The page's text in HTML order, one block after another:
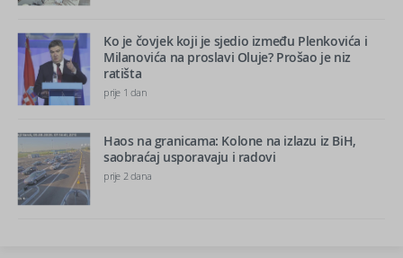
Ko je čovjek koji je sjedio između Plenkovića i
Milanovića na proslavi Oluje? Prošao je niz
ratišta
prije 1 dan
Haos na granicama: Kolone na izlazu iz BiH,
saobraćaj usporavaju i radovi
prije 2 dana